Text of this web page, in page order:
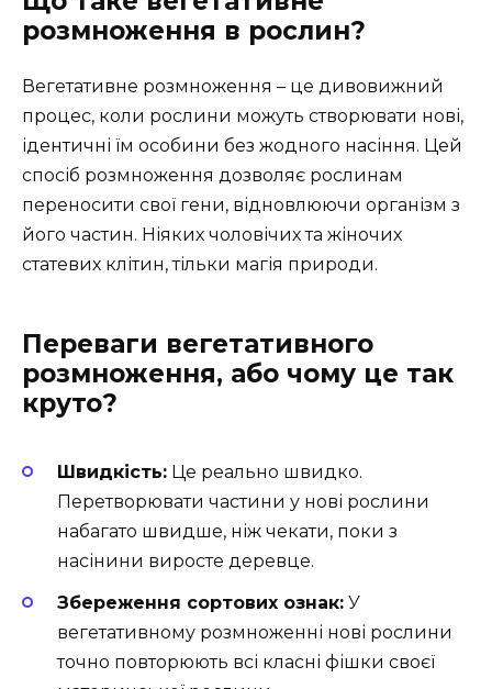
розмноження в рослин?
Вегетативне розмноження – це дивовижний
процес, коли рослини можуть створювати нові,
ідентичні їм особини без жодного насіння. Цей
спосіб розмноження дозволяє рослинам
переносити свої гени, відновлюючи організм з
його частин. Ніяких чоловічих та жіночих
статевих клітин, тільки магія природи.
Переваги вегетативного
розмноження, або чому це так
круто?
Швидкість: Це реально швидко.
Перетворювати частини у нові рослини
набагато швидше, ніж чекати, поки з
насінини виросте деревце.
Збереження сортових ознак: У
вегетативному розмноженні нові рослини
точно повторюють всі класні фішки своєї